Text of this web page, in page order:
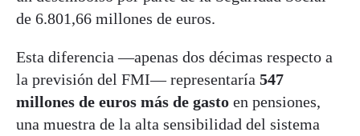
de 6.801,66 millones de euros.
Esta diferencia —apenas dos décimas respecto a
la previsión del FMI— representaría 547
millones de euros más de gasto en pensiones,
una muestra de la alta sensibilidad del sistema